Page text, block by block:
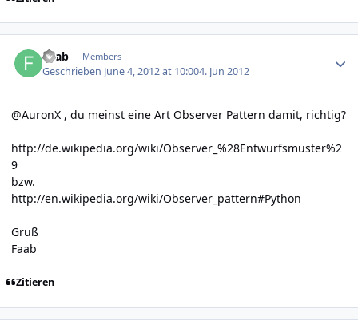
Faab Members
Geschrieben June 4, 2012 at 10:004. Jun 2012
@AuronX , du meinst eine Art Observer Pattern damit, richtig?
http://de.wikipedia.org/wiki/Observer_%28Entwurfsmuster%2
9
bzw.
http://en.wikipedia.org/wiki/Observer_pattern#Python
Gruß
Faab
Zitieren